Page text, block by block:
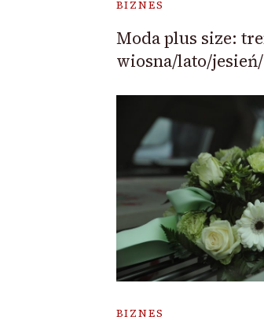
BIZNES
Moda plus size:
wiosna/lato/
BIZNES